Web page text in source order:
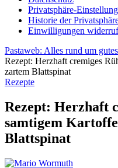
Privatsphäre-
Historie der
Einwilligungen
Pastaweb: Alles rund um
Rezept: Herzhaft cremiges
zartem Blattspinat
Rezepte
Rezept: Herzhaft
samtigem
Blattspinat